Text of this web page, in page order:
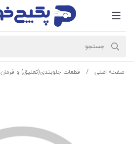
صفحه اصلی قطعات جلوبندی(تعلیق) و فرمان